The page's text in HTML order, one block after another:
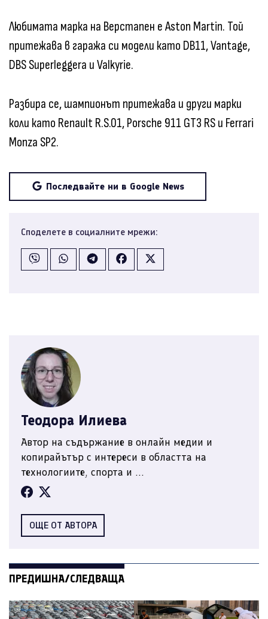
Любимата марка на Верстапен е Aston Martin. Той
притежава в гаража си модели като DB11, Vantage,
DBS Superleggera и Valkyrie.
Разбира се, шампионът притежава и други марки
коли като Renault R.S.01, Porsche 911 GT3 RS и Ferrari
Monza SP2.
Последвайте ни в Google News
Споделете в социалните мрежи:
Теодора Илиева
Автор на съдържание в онлайн медии и
копирайътър с интереси в областта на
технологиите, спорта и ...
ОЩЕ ОТ АВТОРА
ПРЕДИШНА/СЛЕДВАЩА